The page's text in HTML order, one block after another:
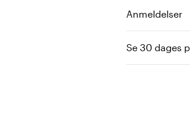
Anmeldelser
Se 30 dages